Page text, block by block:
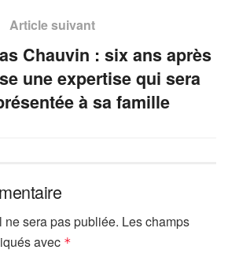
Article suivant
Chauvin : six ans après
une expertise qui sera
à sa famille
ne sera pas publiée. Les champs
avec *